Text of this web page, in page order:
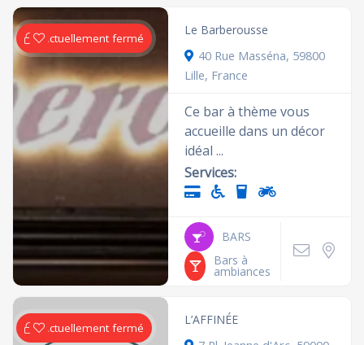
Actuellement fermé
Le Barberousse
40 Rue Masséna, 59800
Lille, France
Ce bar à thème vous
accueille dans un décor
idéal ...
Services:
BARS
Bars à
ambiances
Actuellement fermé
L’AFFINÉE